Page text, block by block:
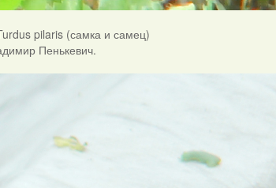
pilaris (самка и самец)
Пенькевич.